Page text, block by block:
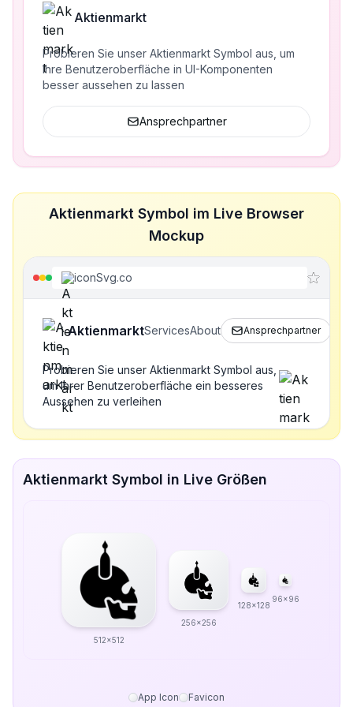
Aktienmarkt
Probieren Sie unser Aktienmarkt Symbol aus, um
Ihre Benutzeroberfläche in UI-Komponenten
besser aussehen zu lassen
Ansprechpartner
Aktienmarkt Symbol im Live Browser
Mockup
iconSvg.co
AktienmarktServicesAbout Ansprechpartner
Probieren Sie unser Aktienmarkt Symbol aus,
um Ihrer Benutzeroberfläche ein besseres
Aussehen zu verleihen
Aktienmarkt Symbol in Live Größen
512x512
256x256
128x128
96x96
App Icon Favicon